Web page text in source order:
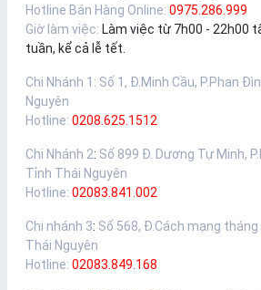
Hotline Bán Hàng Online: 0975.286.999
Giờ làm việc: Làm việc từ 7h00 - 22h00
tuần, kể cả lễ tết.
Chi Nhánh 1 : Số 1, Đ.Minh Cầu, P.Phan
Nguyên
Hotline: 0208.625.1512
Chi Nhánh 2: Số 899 Đ. Dương Tự Minh,
Tỉnh Thái Nguyên
Hotline: 02083.841.002
Chi nhánh 3: Số 568, Đ.Cách mạng tháng
Thái Nguyên
Hotline: 02083.849.168